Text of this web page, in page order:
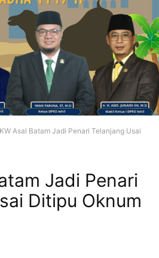
Asal Batam Jadi Penari Telanjang Usai
Jadi Penari
Ditipu Oknum